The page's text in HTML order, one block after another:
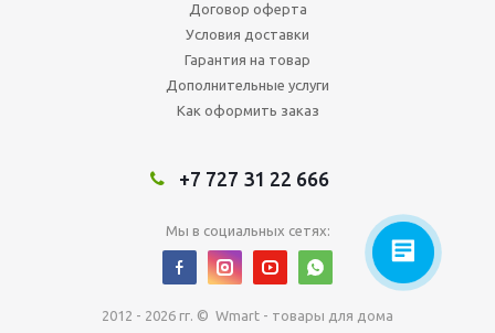
Договор оферта
Условия доставки
Гарантия на товар
Дополнительные услуги
Как оформить заказ
+7 727 31 22 666
Мы в социальных сетях:
2012 - 2026 гг. © Wmart - товары для дома